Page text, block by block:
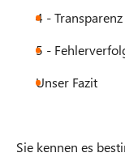
4 -
5 -
Unser Fazit
Sie kennen es